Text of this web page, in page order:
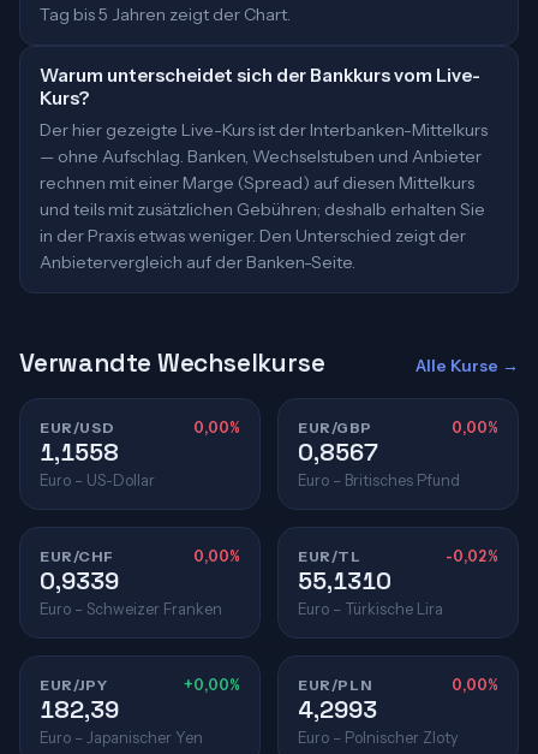
Tag bis 5 Jahren zeigt der Chart.
Warum unterscheidet sich der Bankkurs vom Live-
Kurs?
Der hier gezeigte Live-Kurs ist der Interbanken-Mittelkurs
— ohne Aufschlag. Banken, Wechselstuben und Anbieter
rechnen mit einer Marge (Spread) auf diesen Mittelkurs
und teils mit zusätzlichen Gebühren; deshalb erhalten Sie
in der Praxis etwas weniger. Den Unterschied zeigt der
Anbietervergleich auf der Banken-Seite.
Verwandte Wechselkurse Alle Kurse →
EUR/USD 0,00%
1,1558
Euro – US-Dollar
EUR/GBP 0,00%
0,8567
Euro – Britisches Pfund
EUR/CHF 0,00%
0,9339
Euro – Schweizer Franken
EUR/TL -0,02%
55,1310
Euro – Türkische Lira
EUR/JPY +0,00%
182,39
Euro – Japanischer Yen
EUR/PLN 0,00%
4,2993
Euro – Polnischer Zloty